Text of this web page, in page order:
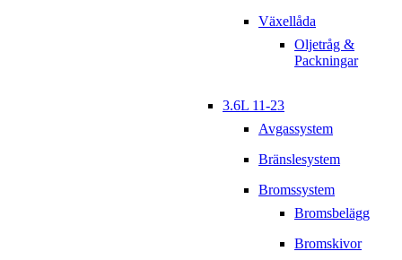
Växellåda
Oljetråg &
Packningar
3.6L 11-23
Avgassystem
Bränslesystem
Bromssystem
Bromsbelägg
Bromskivor